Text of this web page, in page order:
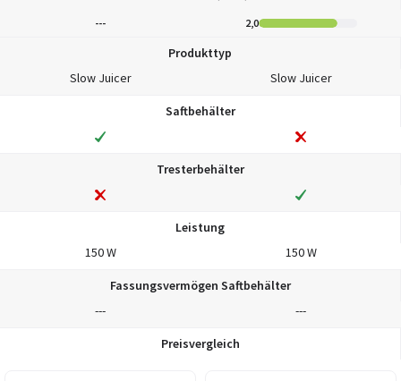
--- 2,0
Produkttyp
Slow Juicer
Slow Juicer
Saftbehälter
Tresterbehälter
Leistung
150 W
150 W
Fassungsvermögen Saftbehälter
---
---
Preisvergleich